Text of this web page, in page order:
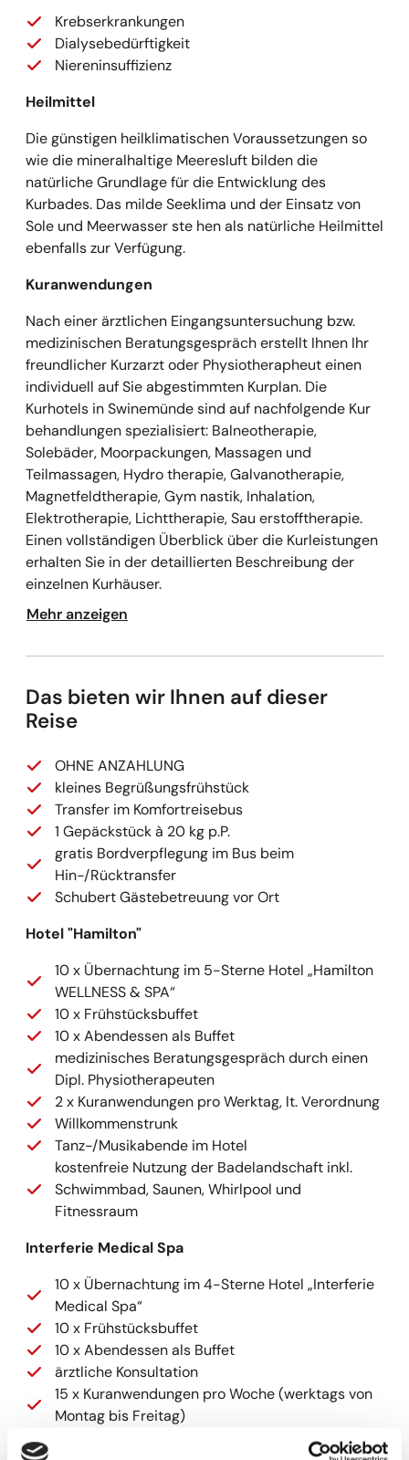
Krebserkrankungen
Dialysebedürftigkeit
Niereninsuffizienz
Heilmittel
Die günstigen heilklimatischen Voraussetzungen so
wie die mineralhaltige Meeresluft bilden die
natürliche Grundlage für die Entwicklung des
Kurbades. Das milde Seeklima und der Einsatz von
Sole und Meerwasser ste hen als natürliche Heilmittel
ebenfalls zur Verfügung.
Kuranwendungen
Nach einer ärztlichen Eingangsuntersuchung bzw.
medizinischen Beratungsgespräch erstellt Ihnen Ihr
freundlicher Kurzarzt oder Physiotherapheut einen
individuell auf Sie abgestimmten Kurplan. Die
Kurhotels in Swinemünde sind auf nachfolgende Kur
behandlungen spezialisiert: Balneotherapie,
Solebäder, Moorpackungen, Massagen und
Teilmassagen, Hydro therapie, Galvanotherapie,
Magnetfeldtherapie, Gym nastik, Inhalation,
Elektrotherapie, Lichttherapie, Sau erstofftherapie.
Einen vollständigen Überblick über die Kurleistungen
erhalten Sie in der detaillierten Beschreibung der
einzelnen Kurhäuser.
Mehr anzeigen
Das bieten wir Ihnen auf dieser
Reise
OHNE ANZAHLUNG
kleines Begrüßungsfrühstück
Transfer im Komfortreisebus
1 Gepäckstück à 20 kg p.P.
gratis Bordverpflegung im Bus beim
Hin-/Rücktransfer
Schubert Gästebetreuung vor Ort
Hotel "Hamilton"
10 x Übernachtung im 5-Sterne Hotel „Hamilton
WELLNESS & SPA“
10 x Frühstücksbuffet
10 x Abendessen als Buffet
medizinisches Beratungsgespräch durch einen
Dipl. Physiotherapeuten
2 x Kuranwendungen pro Werktag, lt. Verordnung
Willkommenstrunk
Tanz-/Musikabende im Hotel
kostenfreie Nutzung der Badelandschaft inkl.
Schwimmbad, Saunen, Whirlpool und
Fitnessraum
Interferie Medical Spa
10 x Übernachtung im 4-Sterne Hotel „Interferie
Medical Spa“
10 x Frühstücksbuffet
10 x Abendessen als Buffet
ärztliche Konsultation
15 x Kuranwendungen pro Woche (werktags von
Montag bis Freitag)
1 x klassische Massage ca. 20 min. pro Person